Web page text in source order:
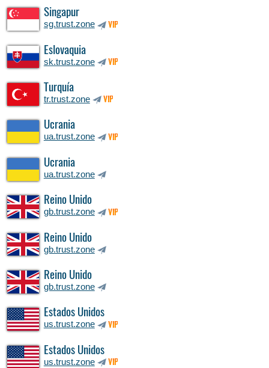
Singapur
sg.trust.zone VIP
Eslovaquia
sk.trust.zone VIP
Turquía
tr.trust.zone VIP
Ucrania
ua.trust.zone VIP
Ucrania
ua.trust.zone
Reino Unido
gb.trust.zone VIP
Reino Unido
gb.trust.zone
Reino Unido
gb.trust.zone
Estados Unidos
us.trust.zone VIP
Estados Unidos
us.trust.zone VIP